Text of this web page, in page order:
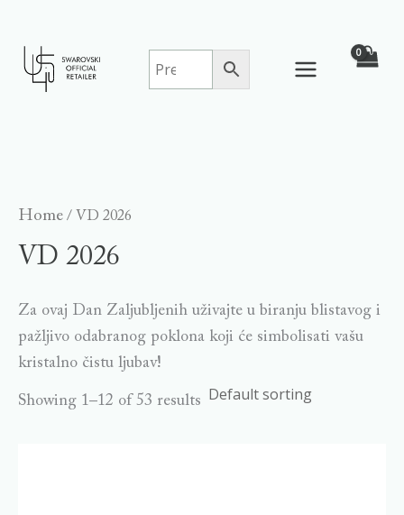
content
Home / VD 2026
VD 2026
Za ovaj Dan Zaljubljenih uživajte u biranju blistavog i
pažljivo odabranog poklona koji će simbolisati vašu
kristalno čistu ljubav!
Showing 1–12 of 53 results